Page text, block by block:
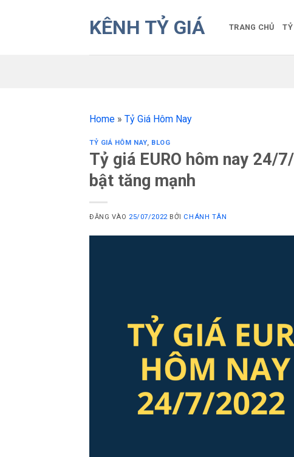
KÊNH TỶ GIÁ TRANG CHỦ TỶ
Home » Tỷ Giá Hôm Nay
TỶ GIÁ HÔM NAY, BLOG
Tỷ giá EURO hôm nay 24/
bật tăng mạnh
ĐĂNG VÀO 25/07/2022 BỞI CHÁNH TÂN